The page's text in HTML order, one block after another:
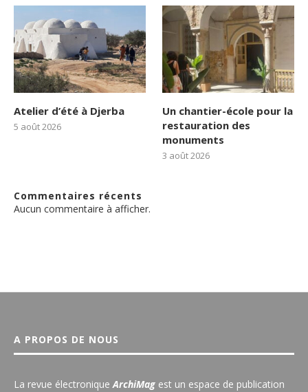
Atelier d’été à Djerba
5 août 2026
Un chantier-école pour la
restauration des
monuments
3 août 2026
Commentaires récents
Aucun commentaire à afficher.
A PROPOS DE NOUS
La revue électroniqueArchiMag est un espace de publication